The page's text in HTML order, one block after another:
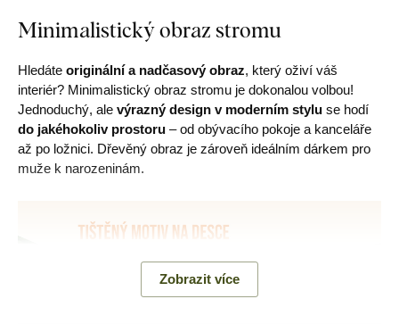
Minimalistický obraz stromu
Hledáte originální a nadčasový obraz, který oživí váš
interiér? Minimalistický obraz stromu je dokonalou volbou!
Jednoduchý, ale výrazný design v moderním stylu se hodí
do jakéhokoliv prostoru – od obývacího pokoje a kanceláře
až po ložnici. Dřevěný obraz je zároveň ideálním dárkem pro
muže k narozeninám.
Zobrazit více